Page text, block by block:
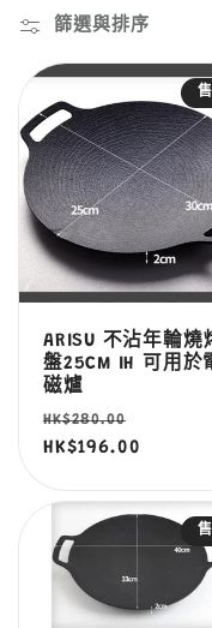
系
列
:
篩選與排序
ARISU 不沾年輪燒
盤25CM IH 可用於
磁爐
定
價
HK$280.00
價
HK$196.00